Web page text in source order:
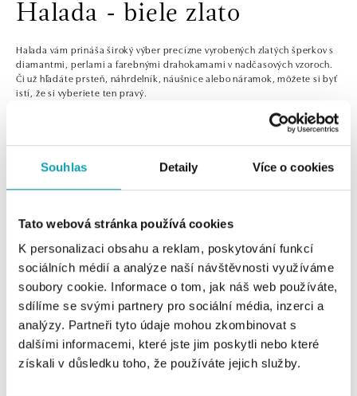
Souhlas Detaily Více o cookies
Tato webová stránka používá cookies
K personalizaci obsahu a reklam, poskytování funkcí
sociálních médií a analýze naší návštěvnosti využíváme
soubory cookie. Informace o tom, jak náš web používáte,
sdílíme se svými partnery pro sociální média, inzerci a
analýzy. Partneři tyto údaje mohou zkombinovat s
dalšími informacemi, které jste jim poskytli nebo které
získali v důsledku toho, že používáte jejich služby.
Halada - biele zlato
Halada vám prináša široký výber precízne vyrobených zlatých šperkov s
diamantmi, perlami a farebnými drahokamami v nadčasových vzoroch.
Či už hľadáte prsteň, náhrdelník, náušnice alebo náramok, môžete si byť
istí, že si vyberiete ten pravý.
Prihlásenie k odberu newslettera
Objavte najnovšie kolekcie, novinky a exkluzívne uvedenia na